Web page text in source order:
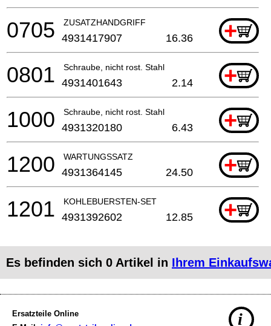
ZUSATZHANDGRIFF +
0705 4931417907 16.36
Schraube, nicht rost. Stahl +
0801 4931401643 2.14
Schraube, nicht rost. Stahl +
1000 4931320180 6.43
WARTUNGSSATZ +
1200 4931364145 24.50
KOHLEBUERSTEN-SET +
1201 4931392602 12.85
Es befinden sich 0 Artikel in Ihrem
Ersatzteile Online
i